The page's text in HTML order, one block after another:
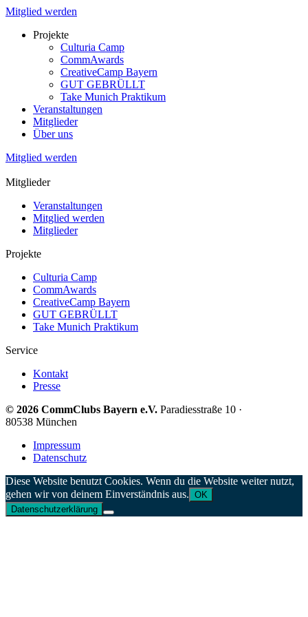
Mitglied werden
Projekte
Culturia Camp
CommAwards
CreativeCamp Bayern
GUT GEBRÜLLT
Take Munich Praktikum
Veranstaltungen
Mitglieder
Über uns
Mitglied werden
Mitglieder
Veranstaltungen
Mitglied werden
Mitglieder
Projekte
Culturia Camp
CommAwards
CreativeCamp Bayern
GUT GEBRÜLLT
Take Munich Praktikum
Service
Kontakt
Presse
© 2026 CommClubs Bayern e.V. Paradiesstraße 10 ·
80538 München
Impressum
Datenschutz
Diese Website benutzt Cookies. Wenn du die Website weiter nutzt,
gehen wir von deinem Einverständnis aus. OK
Datenschutzerklärung